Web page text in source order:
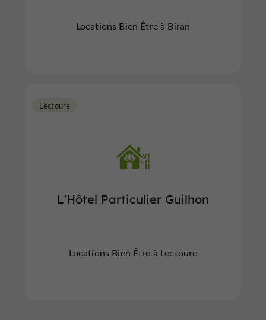
Locations Bien Être à Biran
L'Hôtel Particulier Guilhon
Lectoure
Locations Bien Être à Lectoure